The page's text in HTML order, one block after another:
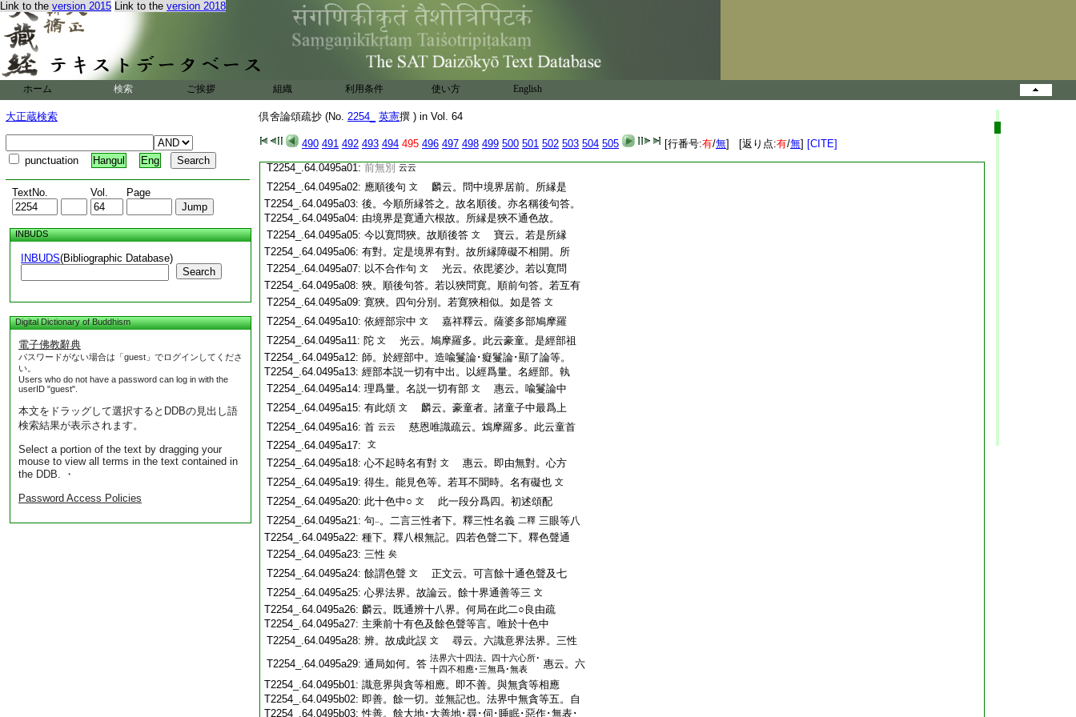
Link to the version 2015 Link to the version 2018
ホーム 検索 ご挨拶 組織 利用条件 使い方 English
大正蔵検索
punctuation Hangul Eng
TextNo. Vol. Page
INBUDS
INBUDS(Bibliographic Database)
Search
Digital Dictionary of Buddhism
電子佛教辭典
パスワードがない場合は「guest」でログインしてくださ
い。
Users who do not have a password can log in with the
userID "guest".
本文をドラッグして選択するとDDBの見出し語
検索結果が表示されます。
Select a portion of the text by dragging your
mouse to view all terms in the text contained in
the DDB. ・
Password Access Policies
倶舍論頌疏抄 (No. 2254_ 英憲撰 ) in Vol. 64
490 491 492 493 494 495 496 497 498 499 500 501 502 503 504 505 [行番号:有/無] [返り点:有/無] [CITE]
T2254_.64.0494c20: 此眼等不轉故名爲礙也
麟云。轉言起。
T2254_.64.0494c21:謂眼識不於聲上起也。既不能他轉。明知唯
T2254_.64.0494c22:爲自境所拘礙也。或轉謂移轉。謂不移於聲
T2254_.64.0494c23:
境也 云云
或復礙者是和合義
光云。此眼等縁色
T2254_.64.0494c25:等時。越彼色等。於餘聲等。此眼等不轉故。此
T2254_.64.0494c26:即拘礙名礙。或復礙者是和合義。謂眼等法
T2254_.64.0494c27:於自境界和合轉時。於自所縁和合轉時。於
T2254_.64.0494c28:
T2254_.64.0494c29:
云云 麟云。此和合言還是拘礙。准此釋。與
T2254_.64.0495a01: 前無別 云云
T2254_.64.0495a02: 應順後句 文
麟云。問中境界居前。所縁是
T2254_.64.0495a03: 後。今順所縁答之。故名順後。亦名稱後句答。
T2254_.64.0495a04: 由境界是寛通六根故。所縁是狹不通色故。
T2254_.64.0495a05: 今以寛問狹。故順後答 文
寶云。若是所縁
T2254_.64.0495a06: 有對。定是境界有對。故所縁障礙不相開。所
T2254_.64.0495a07: 以不合作句 文
光云。依毘婆沙。若以寛問
T2254_.64.0495a08: 狹。順後句答。若以狹問寛。順前句答。若互有
T2254_.64.0495a09: 寛狹。四句分別。若寛狹相似。如是答 文
T2254_.64.0495a10: 依經部宗中 文
嘉祥釋云。薩婆多部鳩摩羅
T2254_.64.0495a11: 陀 文
光云。鳩摩羅多。此云豪童。是經部祖
T2254_.64.0495a12: 師。於經部中。造喩鬘論･癡鬘論･顯了論等。
T2254_.64.0495a13: 經部本説一切有中出。以經爲量。名經部。執
T2254_.64.0495a14: 理爲量。名説一切有部 文
惠云。喩鬘論中
T2254_.64.0495a15: 有此頌 文
麟云。豪童者。諸童子中最爲上
T2254_.64.0495a16: 首 云云
慈恩唯識疏云。鴆摩羅多。此云童首
T2254_.64.0495a17:
文
T2254_.64.0495a18: 心不起時名有對 文
惠云。即由無對。心方
T2254_.64.0495a19: 得生。能見色等。若耳不聞時。名有礙也 文
T2254_.64.0495a20: 此十色中○ 文
此一段分爲四。初述頌配
T2254_.64.0495a21: 句一。二言三性者下。釋三性名義 二釋 三眼等八
T2254_.64.0495a22: 種下。釋八根無記。四若色聲二下。釋色聲通
T2254_.64.0495a23: 三性 矣
T2254_.64.0495a24: 餘謂色聲 文
正文云。可言餘十通色聲及七
T2254_.64.0495a25: 心界法界。故論云。餘十界通善等三 文
T2254_.64.0495a26: 麟云。既通辨十八界。何局在此二○良由疏
T2254_.64.0495a27: 主乘前十有色及餘色聲等言。唯於十色中
T2254_.64.0495a28: 辨。故成此誤 文
尋云。六識意界法界。三性
T2254_.64.0495a29: 通局如何。答 法界六十四法。四十六心所･
十四不相應･三無爲･無表
惠云。六
T2254_.64.0495b01: 識意界與貪等相應。即不善。與無貪等相應
T2254_.64.0495b02: 即善。餘一切。並無記也。法界中無貪等五。自
T2254_.64.0495b03:性善。餘大地･大善地･尋･伺･睡眠･惡作･無表･